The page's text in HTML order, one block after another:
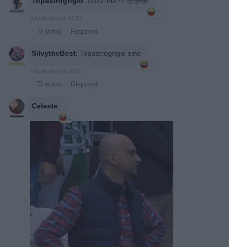
1
3 Aprile alle ore 21:53
· Ti stimo · Rispondi
SilvytheBest: Topastrogrigio sine
1
4 Aprile alle ore 00:00
· Ti stimo · Rispondi
Celeste:
1